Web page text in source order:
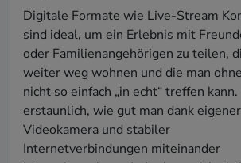
Digitale Formate wie Live-Stream
sind ideal, um ein Erlebnis mit
oder Familienangehörigen zu teilen,
weiter weg wohnen und die man
nicht so einfach „in echt“ treffen
erstaunlich, wie gut man dank eigener
Videokamera und stabiler
Internetverbindungen miteinander